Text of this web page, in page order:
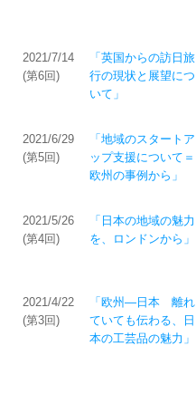
2021/7/14
(第6回)
「英国からの訪日旅
行の現状と展望につ
いて」
2021/6/29
(第5回)
「地域のスタートア
ップ支援について＝
欧州の事例から」
2021/5/26
(第4回)
「日本の地域の魅力
を、ロンドンから」
2021/4/22
(第3回)
「欧州―日本 離れ
ていても伝わる、日
本の工芸品の魅力」